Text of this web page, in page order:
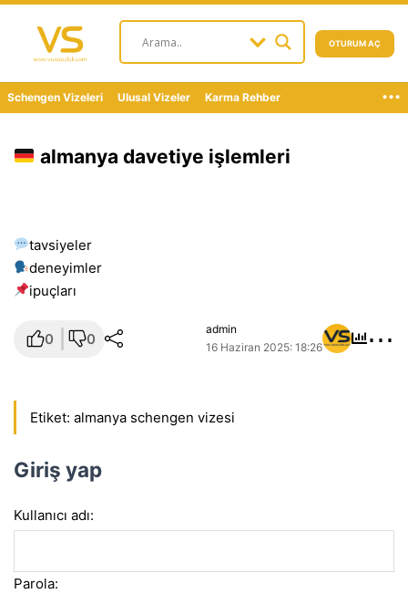
OTURUM AÇ
Schengen Vizeleri Ulusal Vizeler Karma Rehber ...
almanya davetiye işlemleri
tavsiyeler
deneyimler
i̇puçları
0 0
admin
16 Haziran 2025: 18:26
⋯
Etiket: almanya schengen vizesi
Giriş yap
Kullanıcı adı:
Parola: